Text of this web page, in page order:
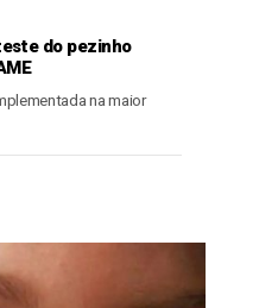
do pezinho
na maior